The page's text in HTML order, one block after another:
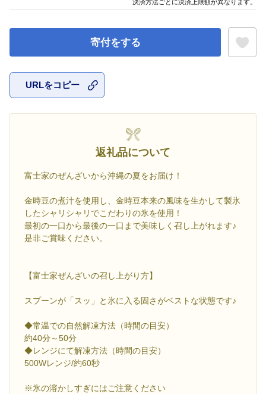
寄付をする
URLをコピー
返礼品について
富士家のぜんざいから沖縄の夏をお届け！
金時豆の煮汁を使用し、金時豆本来の風味を生かして製氷
したシャリシャリでこだわりの氷を使用！
最初の一口から最後の一口まで美味しく召し上がれます♪
是非ご賞味ください。
【富士家ぜんざいの召し上がり方】
スプーンが「スッ」と氷に入る固さがベストな状態です♪
◆常温での自然解凍方法（時間の目安）
約40分～50分
◆レンジにて解凍方法（時間の目安）
500Wレンジ/約60秒
※氷の溶かしすぎにはご注意ください
決済方法ごとに決済上限額が異なります。